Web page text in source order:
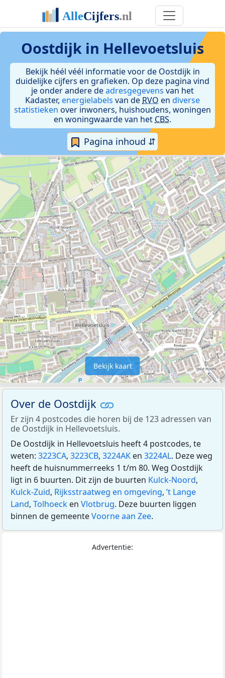
Oostdijk in Hellevoetsluis
Bekijk héél véél informatie voor de Oostdijk in
duidelijke cijfers en grafieken. Op deze pagina vind
je onder andere deadresgegevens van het
Kadaster, energielabels van de RVO en diverse
statistieken over inwoners, huishoudens, woningen
en woningwaarde van het CBS.
Pagina inhoud ⇵
Bekijk kaart
Over de Oostdijk
Er zijn 4 postcodes die horen bij de 123 adressen van
de Oostdijk in Hellevoetsluis.
De Oostdijk in Hellevoetsluis heeft 4 postcodes, te
weten: 3223CA, 3223CB, 3224AK en 3224AL. Deze weg
heeft de huisnummerreeks 1 t/m 80. Weg Oostdijk
ligt in 6 buurten. Dit zijn de buurten Kulck-Noord,
Kulck-Zuid, Rijksstraatweg en omgeving, ’t Lange
Land, Tolhoeck en Vlotbrug. Deze buurten liggen
binnen de gemeenteVoorne aan Zee.
Advertentie: